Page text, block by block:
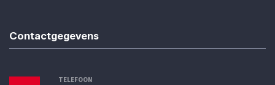
Contactgegevens
TELEFOON